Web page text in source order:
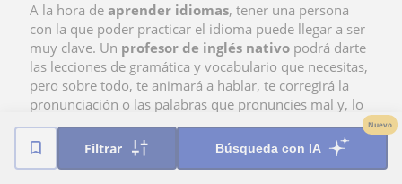
Filtrar Búsqueda con IA
Nuevo
A la hora de aprender idiomas, tener una persona
con la que poder practicar el idioma puede llegar a ser
muy clave. Un profesor de inglés nativo podrá darte
las lecciones de gramática y vocabulario que necesitas,
pero sobre todo, te animará a hablar, te corregirá la
pronunciación o las palabras que pronuncies mal y, lo
más importante, te enseñará a utilizar el vocabulario
correctamente.